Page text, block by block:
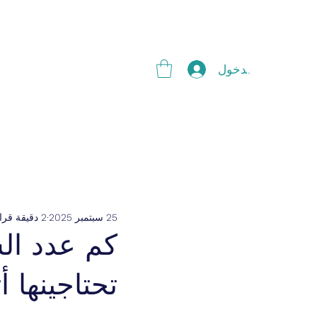
تسجيل الدخول
كم عدد
25 سبتمبر 2025 2 دقيقة قراءة